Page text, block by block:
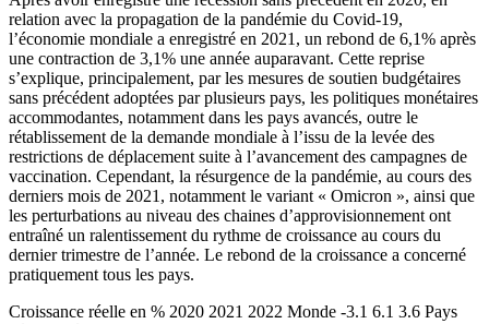
relation avec la propagation de la pandémie du Covid-19,
l’économie mondiale a enregistré en 2021, un rebond de 6,1% après
une contraction de 3,1% une année auparavant. Cette reprise
s’explique, principalement, par les mesures de soutien budgétaires
sans précédent adoptées par plusieurs pays, les politiques monétaires
accommodantes, notamment dans les pays avancés, outre le
rétablissement de la demande mondiale à l’issu de la levée des
restrictions de déplacement suite à l’avancement des campagnes de
vaccination. Cependant, la résurgence de la pandémie, au cours des
derniers mois de 2021, notamment le variant « Omicron », ainsi que
les perturbations au niveau des chaines d’approvisionnement ont
entraîné un ralentissement du rythme de croissance au cours du
dernier trimestre de l’année. Le rebond de la croissance a concerné
pratiquement tous les pays.
Croissance réelle en % 2020 2021 2022 Monde -3.1 6.1 3.6 Pays